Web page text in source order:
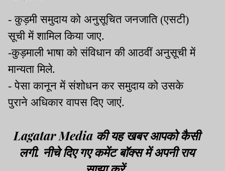
- कुड़मी समुदाय को अनुसूचित जनजाति (एसटी)
सूची में शामिल किया जाए.
-कुड़माली भाषा को संविधान की आठवीं अनुसूची में
मान्यता मिले.
- पेसा कानून में संशोधन कर समुदाय को उसके
पुराने अधिकार वापस दिए जाएं.
Lagatar Media की यह खबर आपको कैसी
लगी. नीचे दिए गए कमेंट बॉक्स में अपनी राय